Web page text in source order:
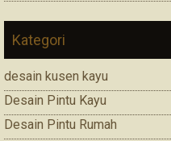
Kategori
desain kusen kayu
Desain Pintu Kayu
Desain Pintu Rumah